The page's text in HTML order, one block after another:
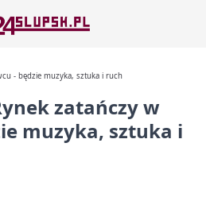
- będzie muzyka, sztuka i ruch
zatańczy w
muzyka, sztuka i